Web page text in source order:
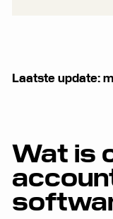
Laatste update:
Wat is